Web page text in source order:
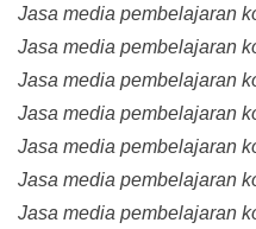
Jasa media pembelajaran
Jasa media pembelajaran
Jasa media pembelajaran
Jasa media pembelajaran
Jasa media pembelajaran
Jasa media pembelajaran
Jasa media pembelajaran